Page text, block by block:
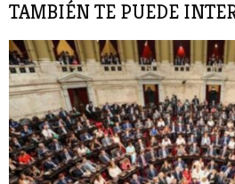
TAMBIÉN TE PUEDE